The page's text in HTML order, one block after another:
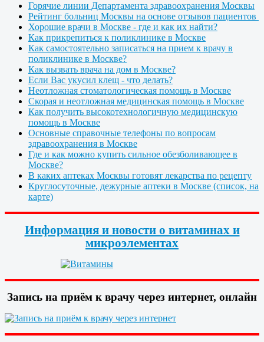
Горячие линии Департамента здравоохранения Москвы
Рейтинг больниц Москвы на основе отзывов пациентов
Хорошие врачи в Москве - где и как их найти?
Как прикрепиться к поликлинике в Москве
Как самостоятельно записаться на прием к врачу в
поликлинике в Москве?
Как вызвать врача на дом в Москве?
Если Вас укусил клещ - что делать?
Неотложная стоматологическая помощь в Москве
Скорая и неотложная медицинская помощь в Москве
Как получить высокотехнологичную медицинскую
помощь в Москве
Основные справочные телефоны по вопросам
здравоохранения в Москве
Где и как можно купить сильное обезболивающее в
Москве?
В каких аптеках Москвы готовят лекарства по рецепту
Круглосуточные, дежурные аптеки в Москве (список, на
карте)
Информация и новости о витаминах и
микроэлементах
Запись на приём к врачу через интернет, онлайн